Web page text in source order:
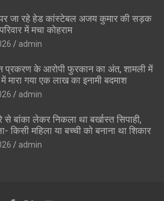
जा रहे हेड कांस्टेबल अजय कुमार की सड़क
में मचा कोहराम
admin
प्रकरण के आरोपी फुरकान का अंत, शामली में
मारा गया एक लाख का इनामी बदमाश
admin
बांका लेकर निकला था बर्खास्त सिपाही,
किसी महिला या बच्ची को बनाना था शिकार
admin